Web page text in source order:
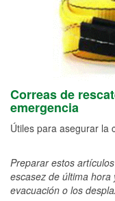
Correas de
emergencia
Útiles para asegurar la
Preparar estos
escasez de última
evacuación o los